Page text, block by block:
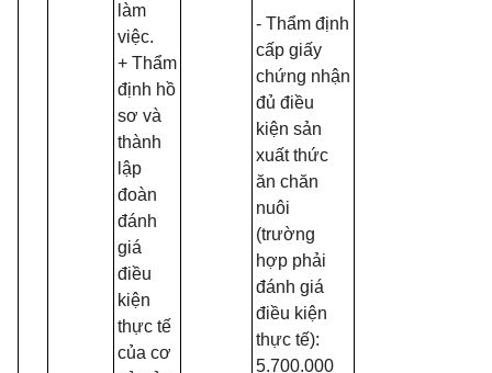
làm
việc.
+ Thẩm
định hồ
sơ và
thành
lập
đoàn
đánh
giá
điều
kiện
thực tế
của cơ
- Thẩm định
cấp giấy
chứng nhận
đủ điều
kiện sản
xuất thức
ăn chăn
nuôi
(trường
hợp phải
đánh giá
điều kiện
thực tế):
5.700.000